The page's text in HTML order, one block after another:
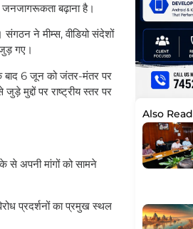
जनजागरूकता बढ़ाना है।
ने मीम्स, वीडियो संदेशों
गए।
6 जून को जंतर-मंतर पर
मुद्दों पर राष्ट्रीय स्तर पर
से अपनी मांगों को सामने
प्रदर्शनों का प्रमुख स्थल
Also Read